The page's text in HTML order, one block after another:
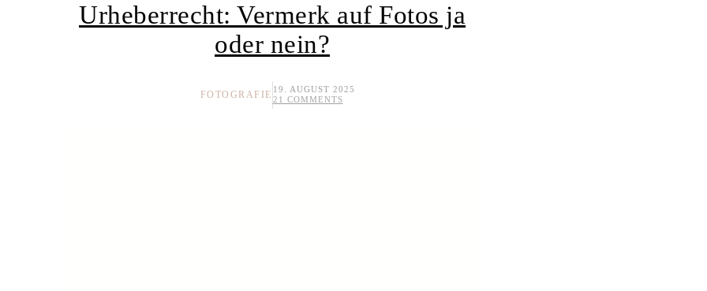
Urheberrecht: Vermerk auf Fotos ja
oder nein?
FOTOGRAFIE 19. AUGUST 2025
21 COMMENTS